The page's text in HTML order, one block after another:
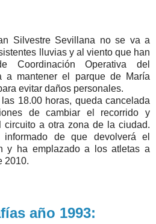
Silvestre Sevillana no se va a
lluvias y al viento que han
Coordinación Operativa del
a mantener el parque de María
evitar daños personales.
18.00 horas, queda cancelada
de cambiar el recorrido y
circuito a otra zona de la ciudad.
de que devolverá el
y ha emplazado a los atletas a
2010.
año 1993: